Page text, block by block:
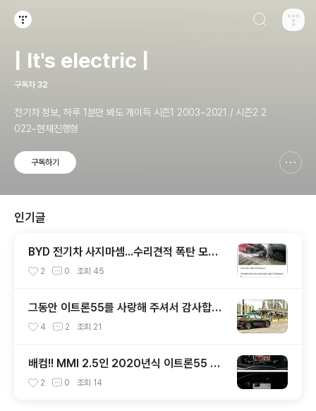
| It's electric |
구독자 32
전기차 정보, 하루 1분만 봐도 개이득 시즌1 2003~2021 / 시즌2 2
022~현재진행형
구독하기
인기글
BYD 전기차 사지마셈...수리견적 폭탄 모음.i
nven
2 0 조회 45
그동안 이트론55를 사랑해 주셔서 감사합니
다...종료
4 2 조회 21
배컴!! MMI 2.5인 2020년식 이트론55 계
기판 연동
2 0 조회 14